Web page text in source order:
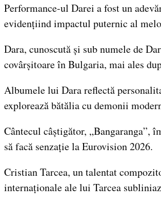
Performance-ul Darei a fost un
evidențiind impactul puternic al
Dara, cunoscută și sub numele de
covârșitoare în Bulgaria, mai ales
Albumele lui Dara reflectă
explorează bătălia cu demonii
Cântecul câștigător, „Bangaranga”,
să facă senzație la Eurovision 2026.
Cristian Tarcea, un talentat
internaționale ale lui Tarcea